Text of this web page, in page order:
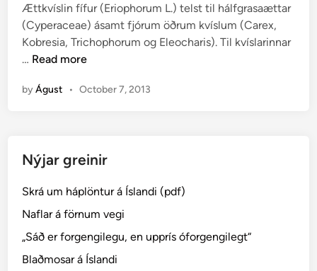
e
d
i
n
Ættkvíslin fífur (Eriophorum L.) telst til hálfgrasaættar
(Cyperaceae) ásamt fjórum öðrum kvíslum (Carex,
Kobresia, Trichophorum og Eleocharis). Til kvíslarinnar
… F
f
E
i
o
h
o
Read more
byÁgust • October 7, 2013
Nýjar greinir
Skrá um háplöntur á Íslandi (pdf)
Naflar á förnum vegi
„Sáð er forgengilegu, en upprís óforgengilegt“
Blaðmosar á Íslandi